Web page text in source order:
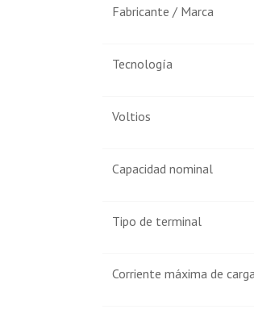
Fabricante / Marca
Tecnología
Voltios
Capacidad nominal
Tipo de terminal
Corriente máxima de